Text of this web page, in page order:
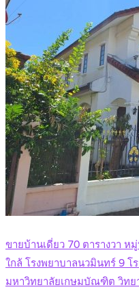
ขายบ้านเดี่ยว 70 ตารางวา
ใกล้ โรงพยาบาลนวมินทร์ 9
มหาวิทยาลัยเกษมบัณฑิต วิทย